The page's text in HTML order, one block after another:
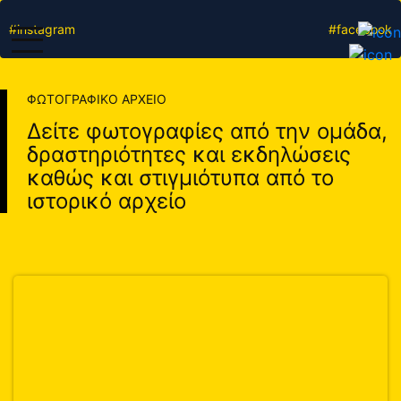
#instagram #facebook
ΦΩΤΟΓΡΑΦΙΚΟ ΑΡΧΕΙΟ
Δείτε φωτογραφίες από την ομάδα,
δραστηριότητες και εκδηλώσεις
καθώς και στιγμιότυπα από το
ιστορικό αρχείο